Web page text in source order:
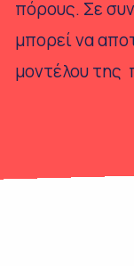
πόρους. Σε
μπορεί να
μοντέλου της